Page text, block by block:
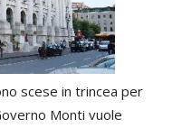
scese in trincea per
Monti vuole